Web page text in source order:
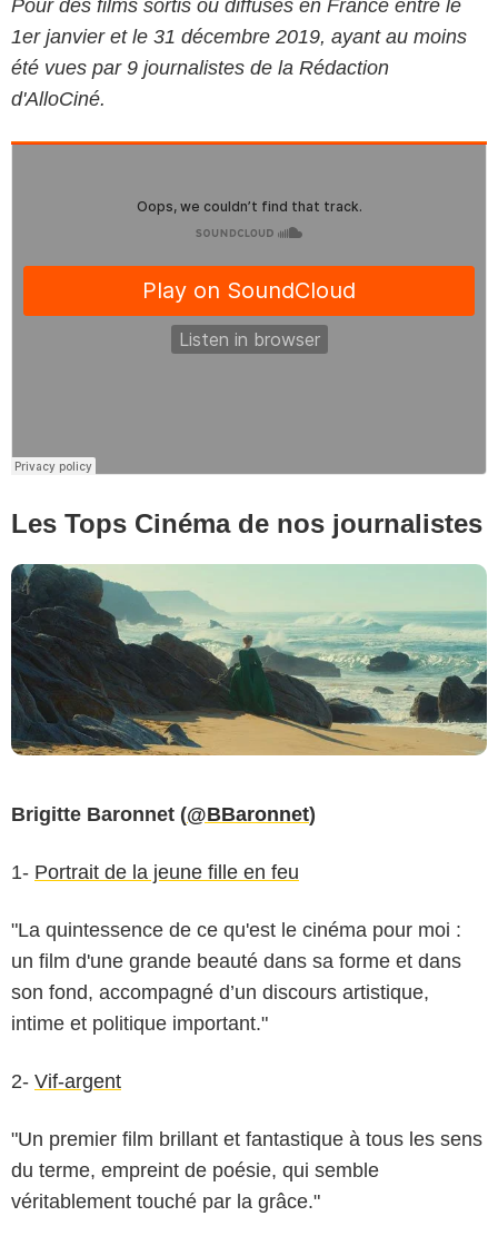
Pour des films sortis ou diffusés en France entre le
1er janvier et le 31 décembre 2019, ayant au moins
été vues par 9 journalistes de la Rédaction
d'AlloCiné.
Les Tops Cinéma de nos journalistes
Brigitte Baronnet (@BBaronnet)
1- Portrait de la jeune fille en feu
"La quintessence de ce qu'est le cinéma pour moi :
un film d'une grande beauté dans sa forme et dans
son fond, accompagné d’un discours artistique,
intime et politique important."
2- Vif-argent
"Un premier film brillant et fantastique à tous les sens
du terme, empreint de poésie, qui semble
véritablement touché par la grâce."